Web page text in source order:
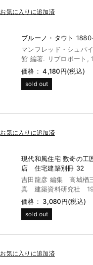
お気に入りに追加済
ブルーノ・タウト
マンフレッド・シュパ
館 編著. リブロポート,
価格： 4,180円(税込)
sold out
お気に入りに追加済
現代和風住宅 数奇の工
店 住宅建築別冊 32
吉田龍彦 編集 高城楢
真 建築資料研究社
価格： 3,080円(税込)
sold out
お気に入りに追加済